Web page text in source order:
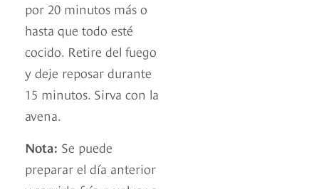
por 20 minutos más o
hasta que todo esté
cocido. Retire del fuego
y deje reposar durante
15 minutos. Sirva con la
avena.
Nota: Se puede
preparar el día anterior